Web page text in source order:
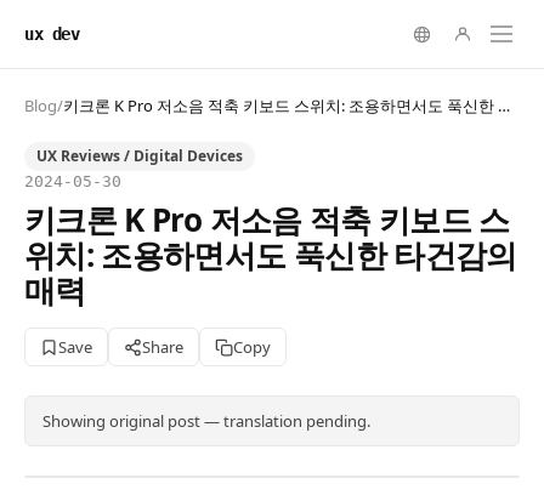
ux dev
Blog/ 키크론 K Pro 저소음 적축 키보드 스위치: 조용하면서도 푹신한 타건감의 매력
UX Reviews / Digital Devices
2024-05-30
키크론 K Pro 저소음 적축 키보드 스
위치: 조용하면서도 푹신한 타건감의
매력
Save Share Copy
Showing original post — translation pending.